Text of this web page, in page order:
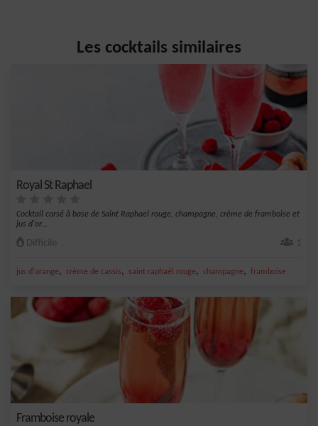
Les cocktails similaires
Royal St Raphael
Cocktail corsé à base de Saint Raphael rouge, champagne, crème de framboise et
jus d'or...
Difficile 1
jus d'orange, crème de cassis, saint raphaël rouge, champagne, framboise
Framboise royale